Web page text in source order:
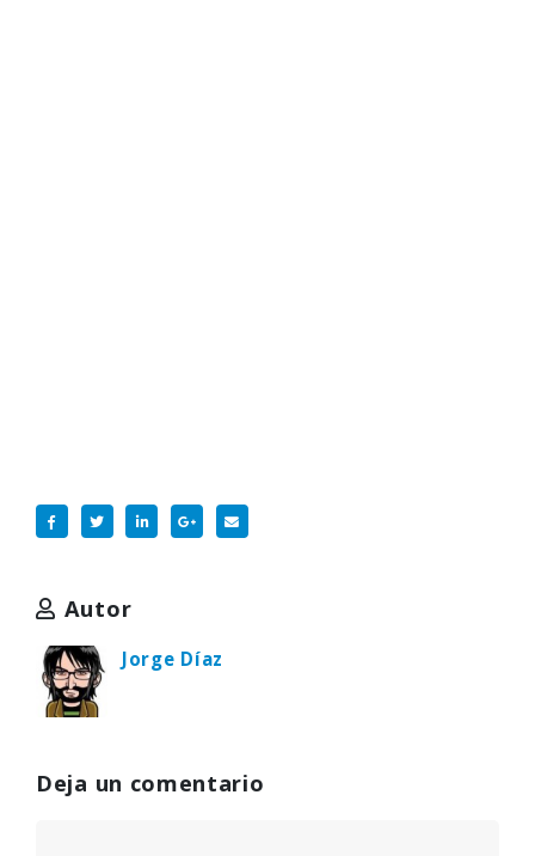
Autor
Jorge Díaz
Deja un comentario